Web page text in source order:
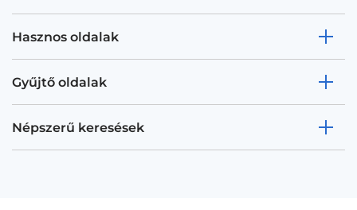
Hasznos oldalak
Gyűjtő oldalak
Népszerű keresések